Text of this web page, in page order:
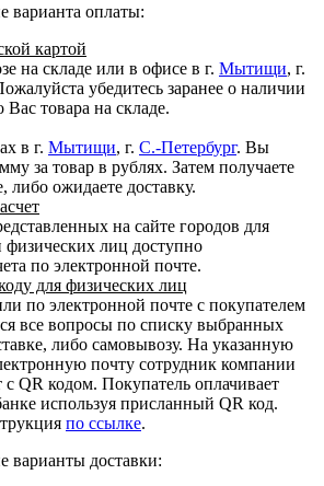
варианта оплаты:
картой
на складе или в офисе в г. Мытищи, г.
убедитесь заранее о наличии
товара на складе.
в г. Мытищи, г. С.-Петербург. Вы
за товар в рублях. Затем получаете
либо ожидаете доставку.
на сайте городов для
лиц доступно
по электронной почте.
для физических лиц
по электронной почте с покупателем
все вопросы по списку выбранных
либо самовывозу. На указанную
почту сотрудник компании
с QR кодом. Покупатель оплачивает
используя присланный QR код.
по ссылке.
варианты доставки: